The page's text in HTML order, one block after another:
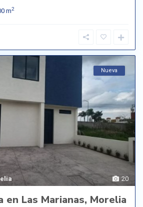
m2
20
Nueva
en Las Marianas, Morelia